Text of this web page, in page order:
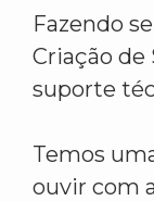
Fazendo
Criação
suporte
Temos
ouvir com